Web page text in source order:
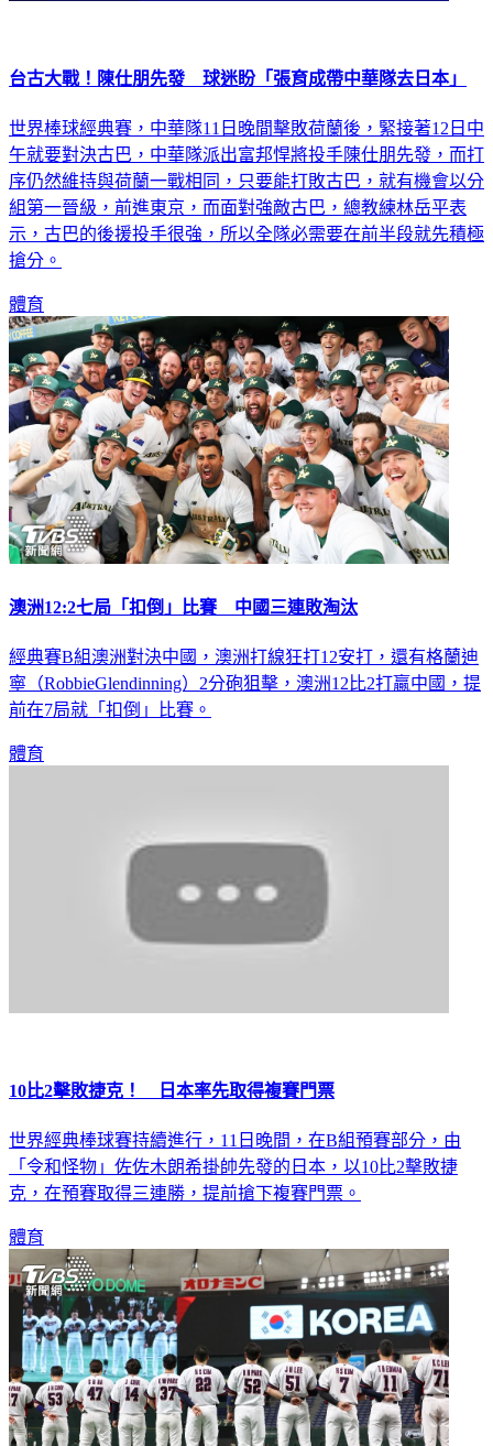
台古大戰！陳仕朋先發 球迷盼「張育成帶中華隊去日本」
世界棒球經典賽，中華隊11日晚間擊敗荷蘭後，緊接著12日中
午就要對決古巴，中華隊派出富邦悍將投手陳仕朋先發，而打
序仍然維持與荷蘭一戰相同，只要能打敗古巴，就有機會以分
組第一晉級，前進東京，而面對強敵古巴，總教練林岳平表
示，古巴的後援投手很強，所以全隊必需要在前半段就先積極
搶分。
體育
澳洲12:2七局「扣倒」比賽 中國三連敗淘汰
經典賽B組澳洲對決中國，澳洲打線狂打12安打，還有格蘭迪
寧（RobbieGlendinning）2分砲狙擊，澳洲12比2打贏中國，提
前在7局就「扣倒」比賽。
體育
10比2擊敗捷克！ 日本率先取得複賽門票
世界經典棒球賽持續進行，11日晚間，在B組預賽部分，由
「令和怪物」佐佐木朗希掛帥先發的日本，以10比2擊敗捷
克，在預賽取得三連勝，提前搶下複賽門票。
體育